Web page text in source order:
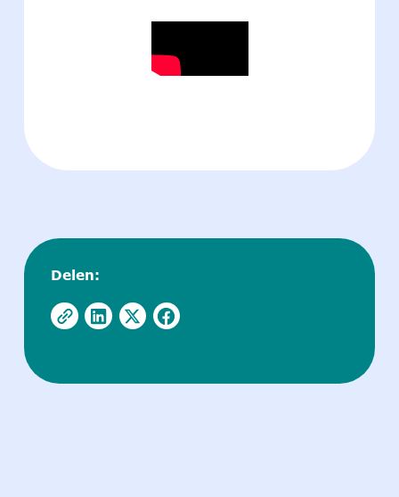
Delen: